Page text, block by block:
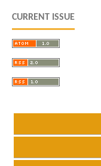
CURRENT ISSUE